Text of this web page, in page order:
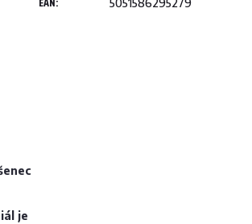
je
5051586295279